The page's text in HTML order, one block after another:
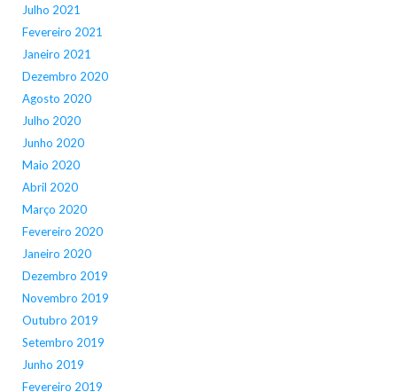
Julho 2021
Fevereiro 2021
Janeiro 2021
Dezembro 2020
Agosto 2020
Julho 2020
Junho 2020
Maio 2020
Abril 2020
Março 2020
Fevereiro 2020
Janeiro 2020
Dezembro 2019
Novembro 2019
Outubro 2019
Setembro 2019
Junho 2019
Fevereiro 2019